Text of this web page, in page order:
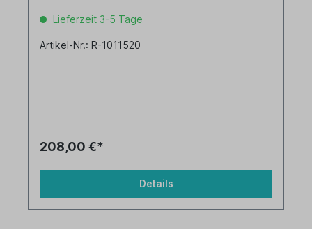
Lieferzeit 3-5 Tage
Artikel-Nr.: R-1011520
208,00 €*
Details